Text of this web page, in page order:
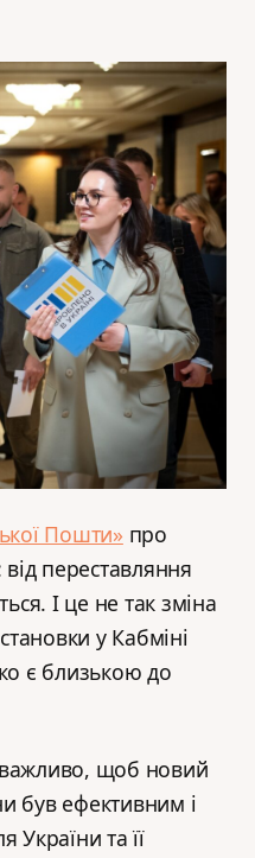
Пошти» про
переставляння
І це не так зміна
у Кабміні
є близькою до
важливо, щоб новий
був ефективним і
та її